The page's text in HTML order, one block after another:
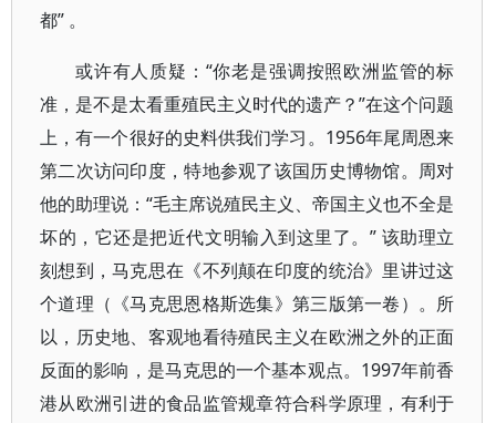
都” 。
或许有人质疑：“你老是强调按照欧洲监管的标
准，是不是太看重殖民主义时代的遗产？”在这个问题
上，有一个很好的史料供我们学习。1956年尾周恩来
第二次访问印度，特地参观了该国历史博物馆。周对
他的助理说：“毛主席说殖民主义、帝国主义也不全是
坏的，它还是把近代文明输入到这里了。” 该助理立
刻想到，马克思在《不列颠在印度的统治》里讲过这
个道理（《马克思恩格斯选集》第三版第一卷）。所
以，历史地、客观地看待殖民主义在欧洲之外的正面
反面的影响，是马克思的一个基本观点。1997年前香
港从欧洲引进的食品监管规章符合科学原理，有利于